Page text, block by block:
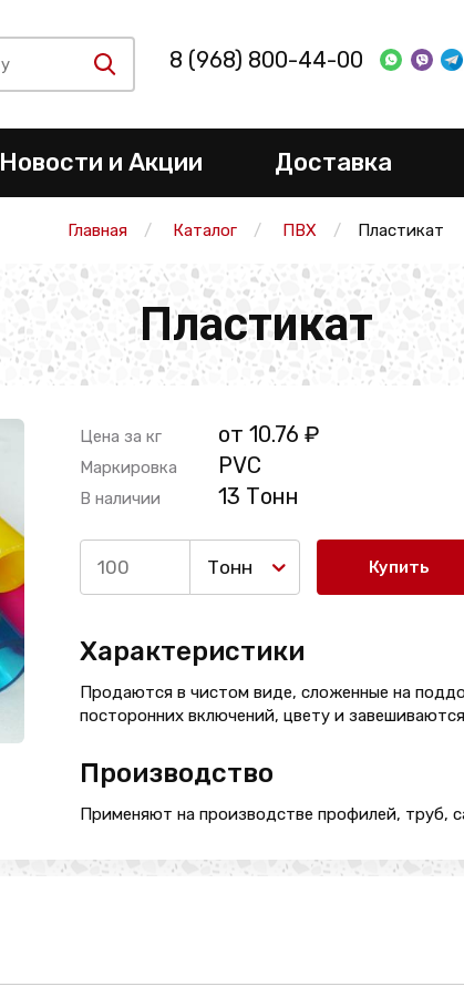
8 (968) 800-44-00
Новости и Акции Доставка
Главная Каталог ПВХ Пластикат
Пластикат
Цена за кг от 10.76 ₽
Маркировка PVC
В наличии 13 Тонн
Тонн Купить
Характеристики
Продаются в чистом виде, сложенные на
посторонних включений, цвету и
Производство
Применяют на производстве профилей, труб,